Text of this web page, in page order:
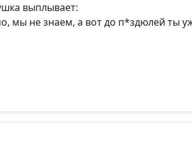
выплывает:
мы не знаем, а вот до п*здюлей ты